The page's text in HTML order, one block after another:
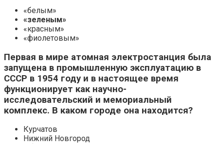
«белым»
«зеленым»
«красным»
«фиолетовым»
Первая в мире атомная электростанция была
запущена в промышленную эксплуатацию в
СССР в 1954 году и в настоящее время
функционирует как научно-
исследовательский и мемориальный
комплекс. В каком городе она находится?
Курчатов
Нижний Новгород